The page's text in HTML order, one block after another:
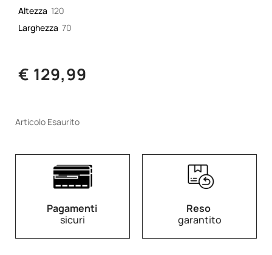
Altezza 120
Larghezza 70
€ 129,99
Articolo Esaurito
Pagamenti
sicuri
Reso
garantito